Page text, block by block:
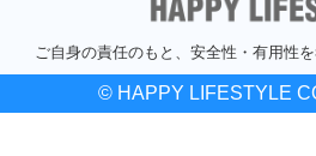
ご自身の責任のもと、安全性・有用性
© HAPPY LIFESTYLE